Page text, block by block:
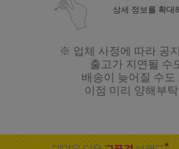
상세 정보를 확대
※ 업체 사정에 따라 공
출고가 지연될 수
배송이 늦어질 수도
이점 미리 양해부